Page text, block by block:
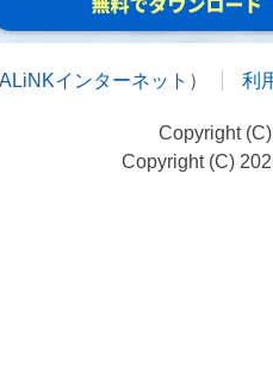
ALiNKインターネット ） 利
Copyright
Copyright (C)